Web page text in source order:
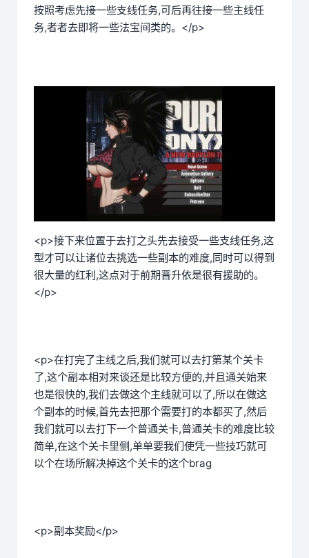
按照考虑先接一些支线任务,可后再往接一些主线任
务,者者去即将一些法宝间类的。</p>
<p>接下来位置于去打之头先去接受一些支线任务,这
型才可以让诸位去挑选一些副本的难度,同时可以得到
很大量的红利,这点对于前期晋升依是很有援助的。
</p>
<p>在打完了主线之后,我们就可以去打第某个关卡
了,这个副本相对来谈还是比较方便的,并且通关始来
也是很快的,我们去做这个主线就可以了,所以在做这
个副本的时候,首先去把那个需要打的本都买了,然后
我们就可以去打下一个普通关卡,普通关卡的难度比较
简单,在这个关卡里侧,单单要我们使凭一些技巧就可
以个在场所解决掉这个关卡的这个brag
<p>副本奖励</p>